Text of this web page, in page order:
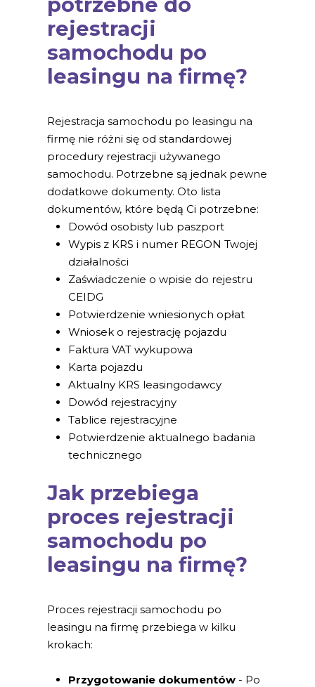
rejestracji
samochodu po
leasingu na firmę?
Rejestracja samochodu po leasingu na
firmę nie różni się od standardowej
procedury rejestracji używanego
samochodu. Potrzebne są jednak pewne
dodatkowe dokumenty. Oto lista
dokumentów, które będą Ci potrzebne:
Dowód osobisty lub paszport
Wypis z KRS i numer REGON Twojej
działalności
Zaświadczenie o wpisie do rejestru
CEIDG
Potwierdzenie wniesionych opłat
Wniosek o rejestrację pojazdu
Faktura VAT wykupowa
Karta pojazdu
Aktualny KRS leasingodawcy
Dowód rejestracyjny
Tablice rejestracyjne
Potwierdzenie aktualnego badania
technicznego
Jak przebiega
proces rejestracji
samochodu po
leasingu na firmę?
Proces rejestracji samochodu po
leasingu na firmę przebiega w kilku
krokach:
Przygotowanie dokumentów - Po